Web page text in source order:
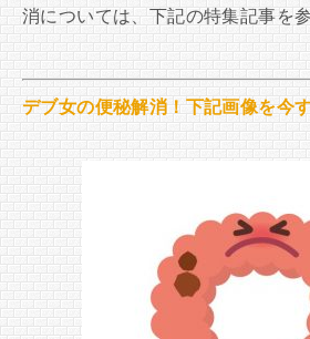
消については、下記の特集記事を
デブ女の便秘解消！下記画像を今